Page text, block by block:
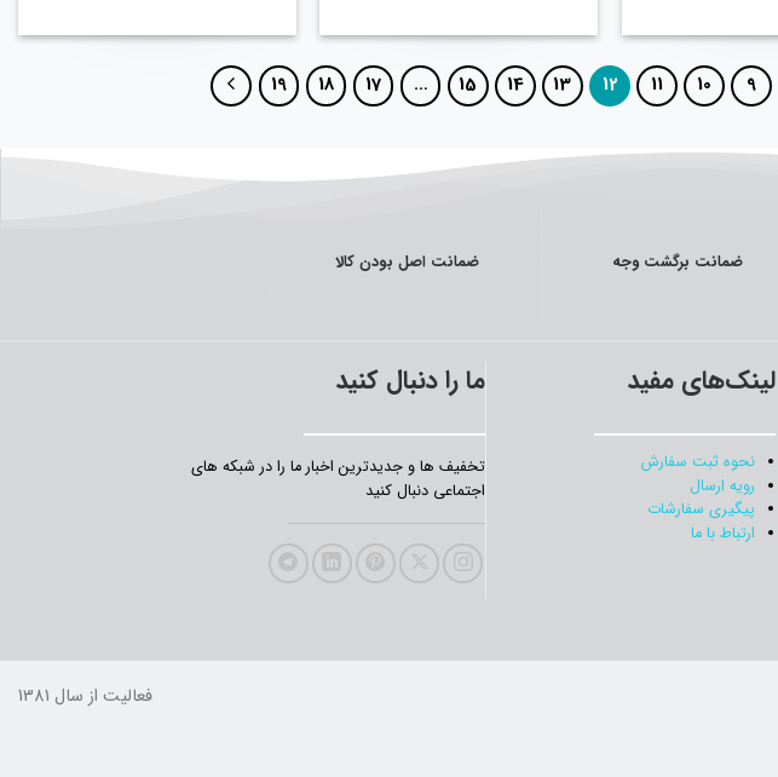
9
10
11
12
13
14
15
…
17
18
19
ضمانت برگشت وجه ضمانت اصل بودن کالا
لینک‌های مفید
نحوه ثبت سفارش
رویه ارسال
پیگیری سفارشات
ارتباط با ما
ما را دنبال کنید
تخفیف‌ ها و جدیدترین‌ اخبار ما را در شبکه های
اجتماعی دنبال کنید
فعالیت از سال 1381